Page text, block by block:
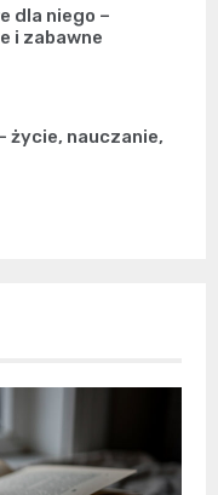
dla niego –
i zabawne
życie, nauczanie,